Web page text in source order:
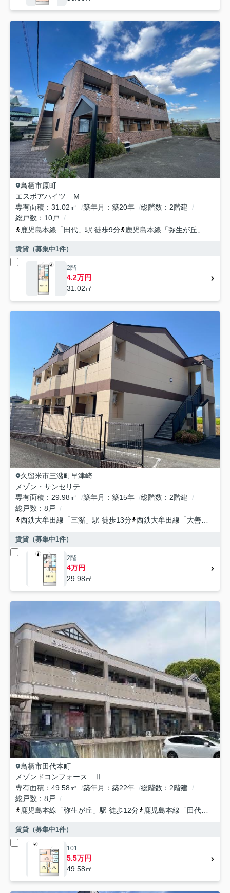
鳥栖市原町
エスポアハイツ Ｍ
専有面積
31.02㎡ 築年月 築20年 総階数
2階建
総戸数
10戸
鹿児島本線 「 田代 」駅 徒歩9分 鹿児島本線 「弥生が丘 」駅 徒歩29分
賃貸（募集中1件）
2階
4.2万円
31.02㎡
久留米市三潴町早津崎
メゾン・サンセリテ
専有面積
29.98㎡ 築年月 築15年 総階数
2階建
総戸数
8戸
西鉄大牟田線 「三潴 」駅 徒歩13分 西鉄大牟田線 「大善寺
賃貸（募集中1件）
2階
4万円
29.98㎡
鳥栖市田代本町
メゾンドコンフォース Ⅱ
専有面積
49.58㎡ 築年月 築22年 総階数
2階建
総戸数
8戸
鹿児島本線 「弥生が丘 」駅 徒歩12分 鹿児島本線 「 田代
賃貸（募集中1件）
101
5.5万円
49.58㎡